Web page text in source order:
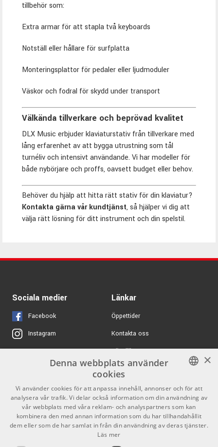
tillbehör som:
Extra armar för att stapla två keyboards
Notställ eller hållare för surfplatta
Monteringsplattor för pedaler eller ljudmoduler
Väskor och fodral för skydd under transport
Välkända tillverkare och beprövad kvalitet
DLX Music erbjuder klaviaturstativ från tillverkare med
lång erfarenhet av att bygga utrustning som tål
turnéliv och intensivt användande. Vi har modeller för
både nybörjare och proffs, oavsett budget eller behov.
Behöver du hjälp att hitta rätt stativ för din klaviatur?
Kontakta gärna vår kundtjänst, så hjälper vi dig att
välja rätt lösning för ditt instrument och din spelstil.
Sociala medier
Facebook
Instagram
X
Youtube
TikTok
Länkar
Öppettider
Kontakta oss
Köpvillkor
Butiken
Varumärken
GDPR & Cookies
Kontakt
SWEDISH
ENGLISH
×
Denna webbplats använder
cookies
Vi använder cookies för att anpassa innehåll, annonser och för att
analysera vår trafik. Vi delar också information om din användning av
vår webbplats med våra reklam- och analyspartners som kan
kombinera den med annan information som du har tillhandahållit
dem eller som de har samlat in från din användning av deras tjänster.
Läs mer